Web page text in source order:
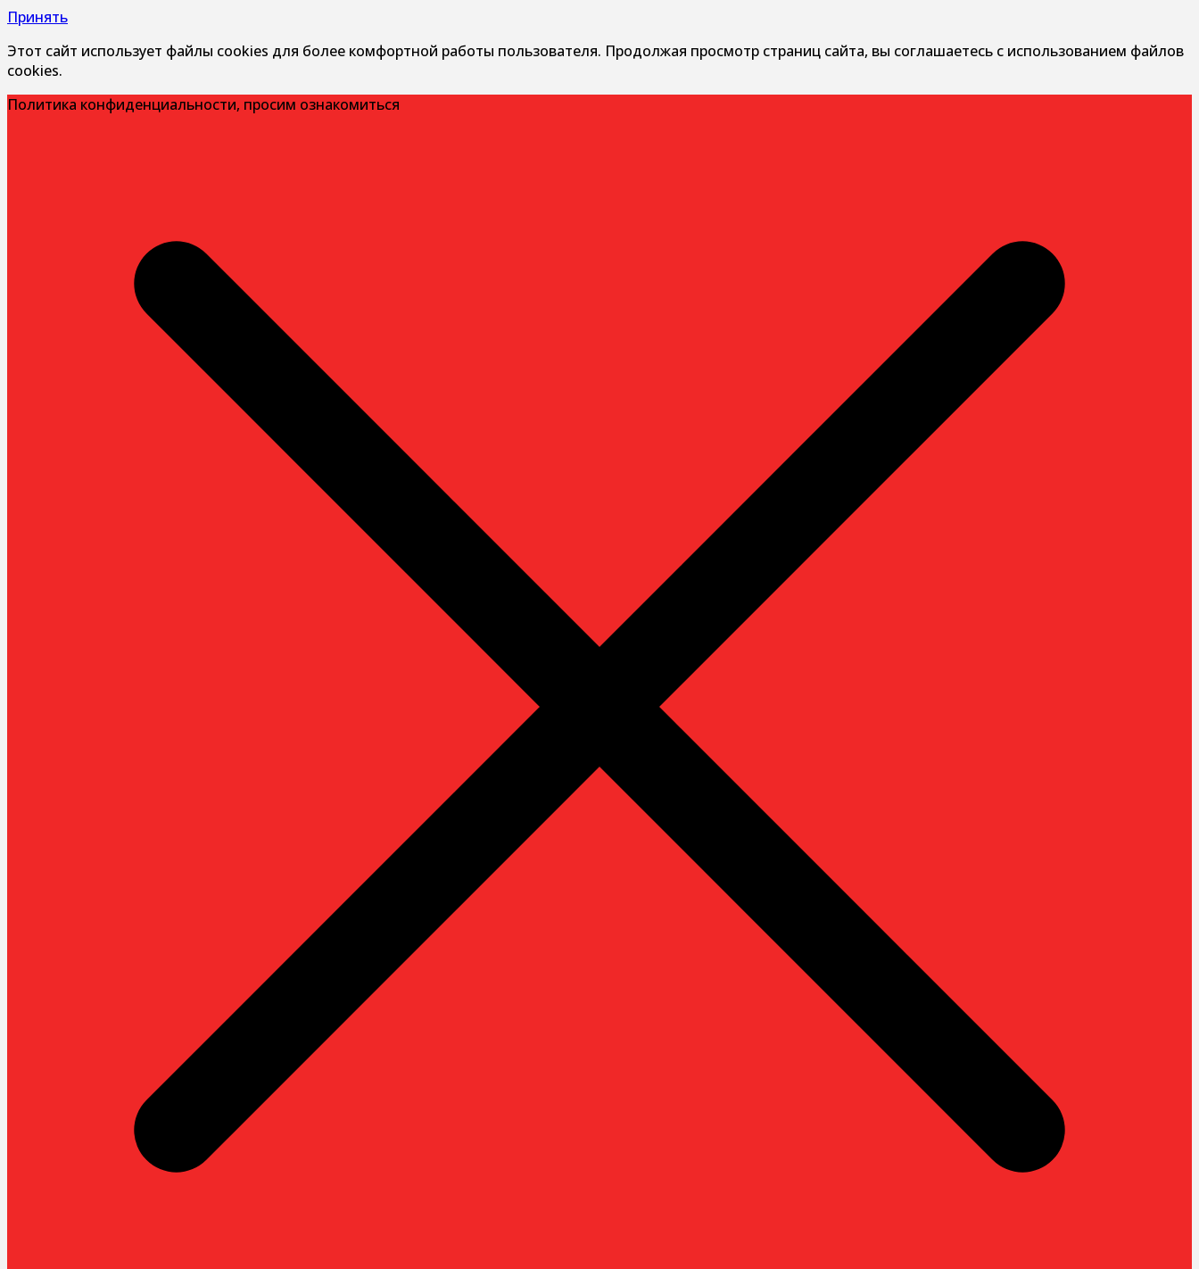
Принять
Этот сайт использует файлы cookies для более комфортной работы пользователя. Продолжая просмотр страниц сайта, вы соглашаетесь с использованием файлов
cookies.
Политика конфиденциальности, просим ознакомиться